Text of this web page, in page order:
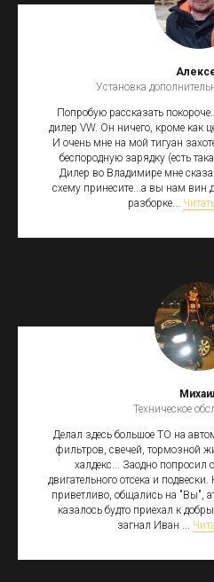
Установка
Попробую рассказать
дилер VW. Он ничего, кроме как
И очень мне на мой тигуан
беспородную зарядку (есть
Дилер во Владимире мне
схему принесите...а вы нам вин
разборке...
Техническое
Делал здесь большое ТО на
фильтров, свечей, тормозной
халдекс... Заодно попросил
двигательного отсека и
приветливо, общались на "Вы",
казалось будто приехал к
загнал Иван ...